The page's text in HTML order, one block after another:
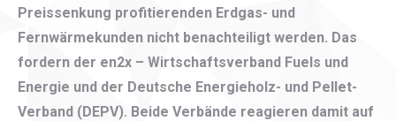
Preissenkung profitierenden Erdgas- und
Fernwärmekunden nicht benachteiligt werden. Das
fordern der en2x – Wirtschaftsverband Fuels und
Energie und der Deutsche Energieholz- und Pellet-
Verband (DEPV). Beide Verbände reagieren damit auf